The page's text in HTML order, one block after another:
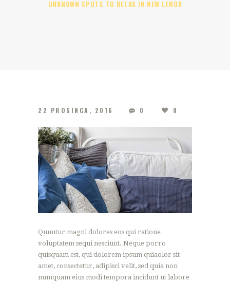
UNKNOWN SPOTS TO RELAX IN NEW LENOX
22 PROSINCA, 2016 0 0
Quuntur magni dolores eos qui ratione
voluptatem sequi nesciunt. Neque porro
quisquam est, qui dolorem ipsum quiaolor sit
amet, consectetur, adipisci velit, sed quia non
numquam eius modi tempora incidunt ut labore